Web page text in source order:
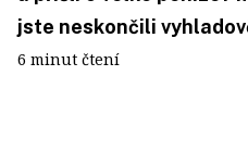
jste neskončili
6 minut čtení